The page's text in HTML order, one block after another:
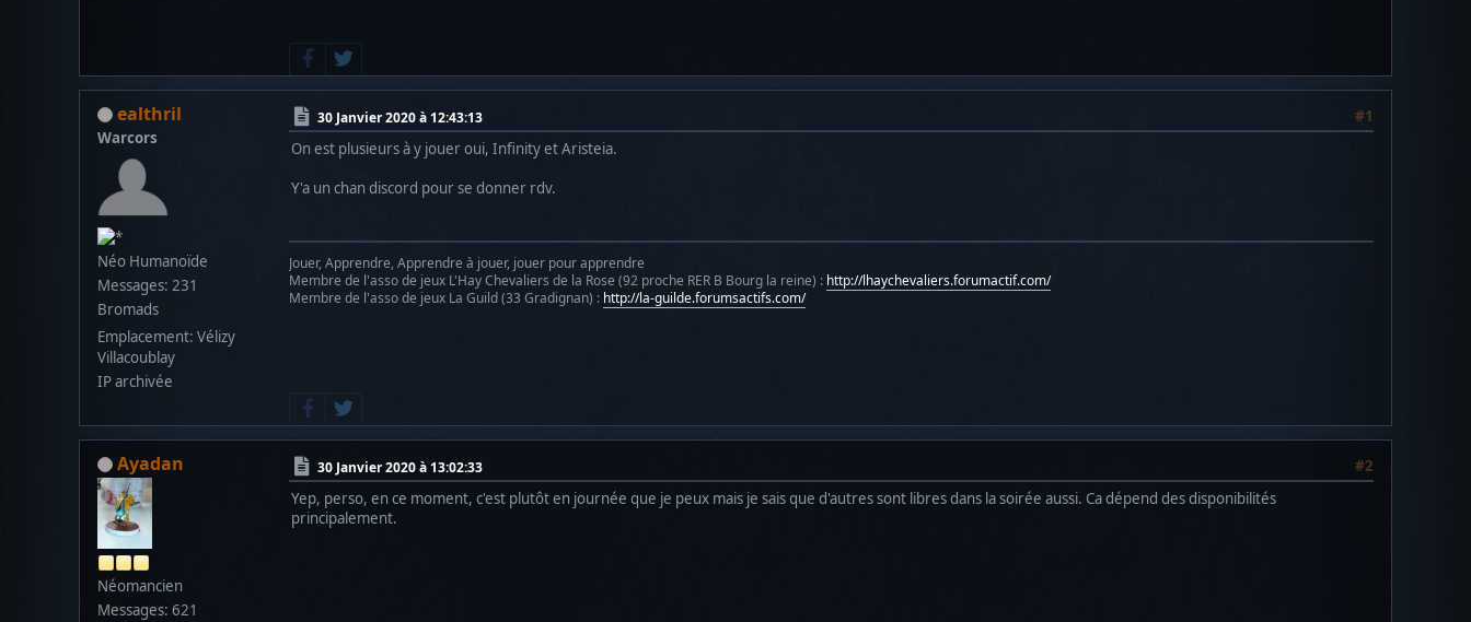
ealthril
Warcors
Néo Humanoïde
Messages: 231
Bromads
Emplacement: Vélizy
Villacoublay
IP archivée
30 Janvier 2020 à 12:43:13
#1
On est plusieurs à y jouer oui, Infinity et Aristeia.
Y'a un chan discord pour se donner rdv.
Jouer, Apprendre, Apprendre à jouer, jouer pour apprendre
Membre de l'asso de jeux L'Hay Chevaliers de la Rose (92 proche RER B Bourg la reine) : http://lhaychevaliers.forumactif.com/
Membre de l'asso de jeux La Guild (33 Gradignan) : http://la-guilde.forumsactifs.com/
Ayadan
Néomancien
Messages: 621
30 Janvier 2020 à 13:02:33
#2
Yep, perso, en ce moment, c'est plutôt en journée que je peux mais je sais que d'autres sont libres dans la soirée aussi. Ca dépend des disponibilités
principalement.